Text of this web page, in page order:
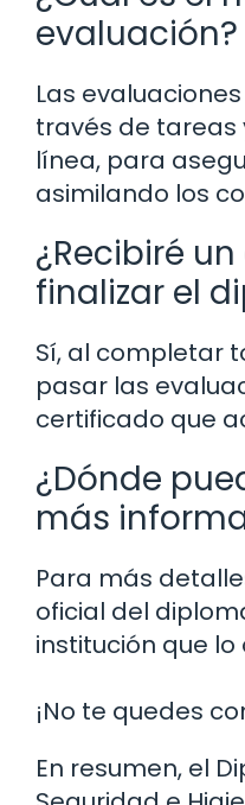
evaluación?
Las
través de tareas
línea, para
asimilando los
¿Recibiré
finalizar el
Sí, al completar
pasar las
certificado que
¿Dónde
más
Para más
oficial del
institución que lo
¡No te quedes
En resumen, el